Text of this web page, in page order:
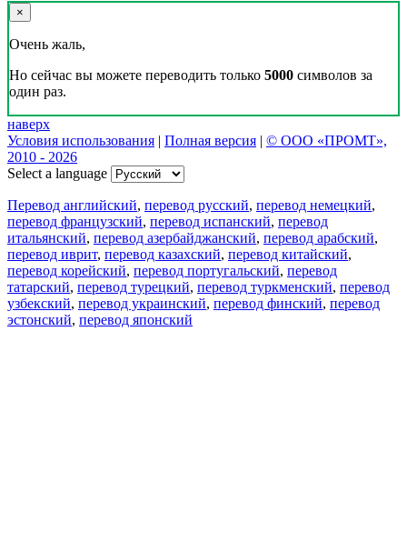
×
Очень жаль,
Но сейчас вы можете переводить только 5000 символов за
один раз.
наверх
Условия использования | Полная версия | © ООО «ПРОМТ»,
2010 - 2026
Select a language
Перевод английский, перевод русский, перевод немецкий,
перевод французский, перевод испанский, перевод
итальянский, перевод азербайджанский, перевод арабский,
перевод иврит, перевод казахский, перевод китайский,
перевод корейский, перевод португальский, перевод
татарский, перевод турецкий, перевод туркменский, перевод
узбекский, перевод украинский, перевод финский, перевод
эстонский, перевод японский